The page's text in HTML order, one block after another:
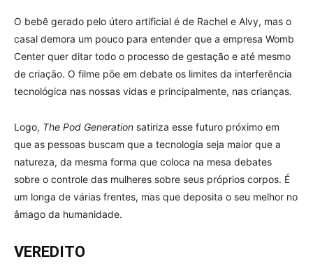
O bebê gerado pelo útero artificial é de Rachel e Alvy, mas o
casal demora um pouco para entender que a empresa Womb
Center quer ditar todo o processo de gestação e até mesmo
de criação. O filme põe em debate os limites da interferência
tecnológica nas nossas vidas e principalmente, nas crianças.
Logo, The Pod Generation satiriza esse futuro próximo em
que as pessoas buscam que a tecnologia seja maior que a
natureza, da mesma forma que coloca na mesa debates
sobre o controle das mulheres sobre seus próprios corpos. É
um longa de várias frentes, mas que deposita o seu melhor no
âmago da humanidade.
VEREDITO